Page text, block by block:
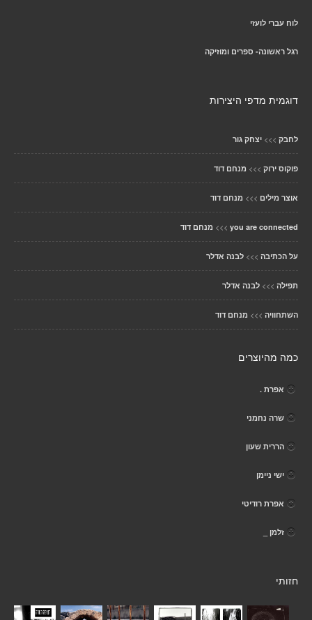
לוח עברי לועזי
רגל ראשונה- ספרים ומוזיקה
דוגמית מדפי היצירות
לחבק >>> יצחק גור
פוקוס ירוק >>> מנחם דוד
אוצר מילים >>> מנחם דוד
you are connected
>>> מנחם דוד
על הכתיבה >>> לבנה אדלר
תפילה >>> לבנה אדלר
השתחוויה >>> מנחם דוד
כמה מהיוצרים
אפרת .
שרה נחמני
הררית שעון
ישי ניימן
אפרת רודיטי
זלמן _
חזותי